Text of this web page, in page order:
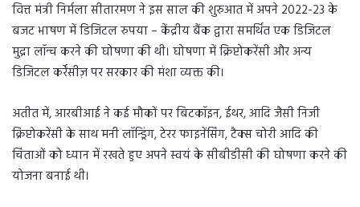
वित्त मंत्री निर्मला सीतारमण ने इस साल की शुरुआत में अपने 2022-23 के
बजट भाषण में डिजिटल रुपया – केंद्रीय बैंक द्वारा समर्थित एक डिजिटल
मुद्रा लॉन्च करने की घोषणा की थी। घोषणा में क्रिप्टोकरेंसी और अन्य
डिजिटल कर्रेंसीज़ पर सरकार की मंशा व्यक्त की।
अतीत में, आरबीआई ने कई मौकों पर बिटकॉइन, ईथर, आदि जैसी निजी
क्रिप्टोकरेंसी के साथ मनी लॉन्ड्रिंग, टेरर फाइनेंसिंग, टैक्स चोरी आदि की
चिंताओं को ध्यान में रखते हुए अपने स्वयं के सीबीडीसी की घोषणा करने की
योजना बनाई थी।